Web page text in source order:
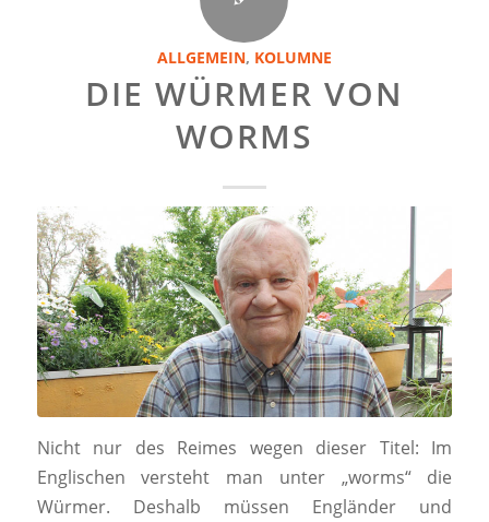
ALLGEMEIN, KOLUMNE
DIE WÜRMER VON
WORMS
Nicht nur des Reimes wegen dieser Titel: Im
Englischen versteht man unter „worms“ die
Würmer. Deshalb müssen Engländer und